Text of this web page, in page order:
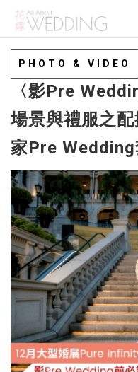
PHOTO & VIDEO
〈影Pre
場景與禮服之
家Pre